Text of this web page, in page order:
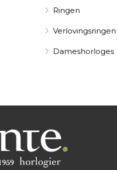
Ringen
Verlovingsringen
Dameshorloges